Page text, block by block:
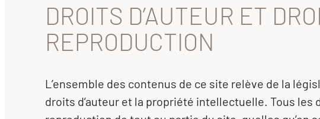
DROITS D’AUTEUR ET
REPRODUCTION
L’ensemble des contenus de ce site relève de la
droits d’auteur et la propriété intellectuelle. Tous